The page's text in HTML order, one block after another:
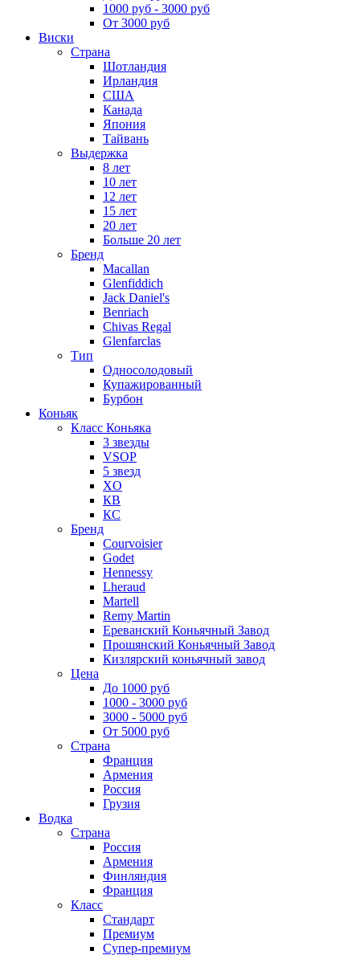
1000 руб - 3000 руб
От 3000 руб
Виски
Страна
Шотландия
Ирландия
США
Канада
Япония
Тайвань
Выдержка
8 лет
10 лет
12 лет
15 лет
20 лет
Больше 20 лет
Бренд
Macallan
Glenfiddich
Jack Daniel's
Benriach
Chivas Regal
Glenfarclas
Тип
Односолодовый
Купажированный
Бурбон
Коньяк
Класс Коньяка
3 звезды
VSOP
5 звезд
XO
КВ
КС
Бренд
Courvoisier
Godet
Hennessy
Lheraud
Martell
Remy Martin
Ереванский Коньячный Завод
Прошянский Коньячный Завод
Кизлярский коньячный завод
Цена
До 1000 руб
1000 - 3000 руб
3000 - 5000 руб
От 5000 руб
Страна
Франция
Армения
Россия
Грузия
Водка
Страна
Россия
Армения
Финляндия
Франция
Класс
Стандарт
Премиум
Супер-премиум